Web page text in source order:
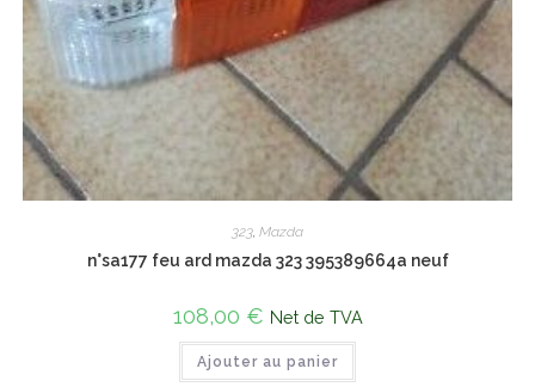
323 Mazda
n°sa177 feu ard mazda 323 395389664a neuf
108,00 € Net de TVA
Ajouter au panier